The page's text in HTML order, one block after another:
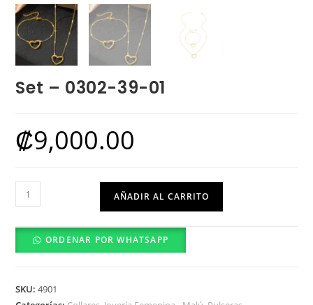
Set – 0302-39-01
₡9,000.00
Set
-
0302-
AÑADIR AL CARRITO
ORDENAR POR WHATSAPP
SKU:4901